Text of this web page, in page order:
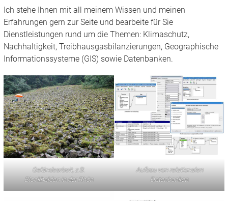
Ich stehe Ihnen mit all meinem Wissen und meinen
Erfahrungen gern zur Seite und bearbeite für Sie
Dienstleistungen rund um die Themen: Klimaschutz,
Nachhaltigkeit, Treibhausgasbilanzierungen, Geographische
Informationssysteme (GIS) sowie Datenbanken.
Geländearbeit, z.B.
Blockhalden in der Rhön
Aufbau von relationalen
Datenbanken